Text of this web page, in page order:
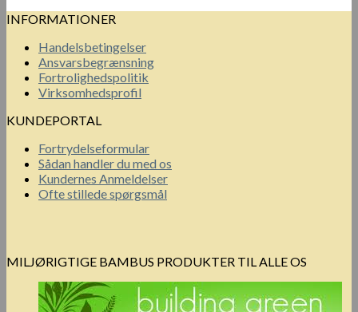
INFORMATIONER
Handelsbetingelser
Ansvarsbegrænsning
Fortrolighedspolitik
Virksomhedsprofil
KUNDEPORTAL
Fortrydelseformular
Sådan handler du med os
Kundernes Anmeldelser
Ofte stillede spørgsmål
MILJØRIGTIGE BAMBUS PRODUKTER TIL ALLE OS